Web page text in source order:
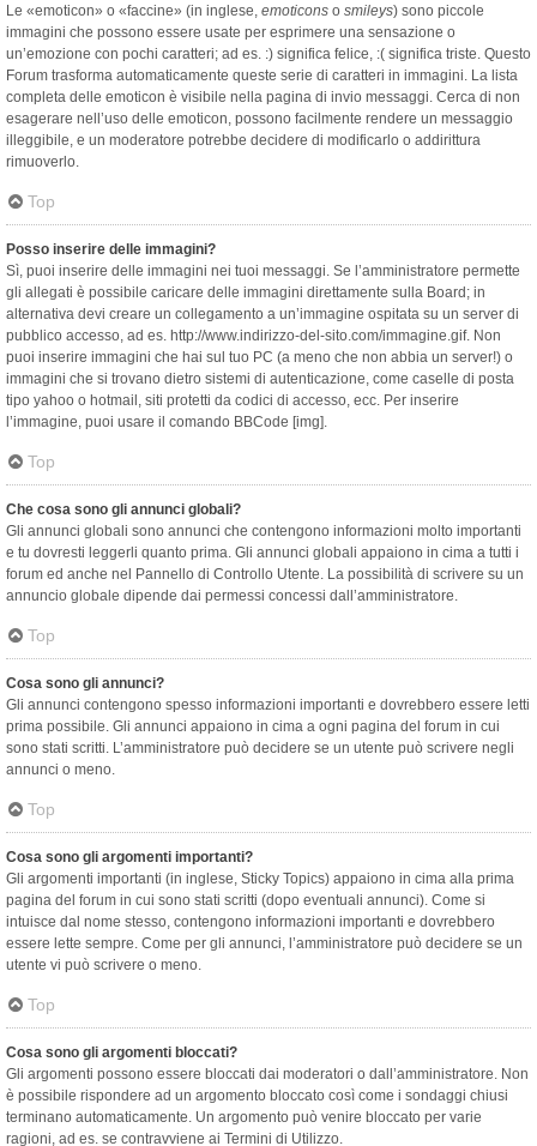
Le «emoticon» o «faccine» (in inglese, emoticons o smileys) sono piccole
immagini che possono essere usate per esprimere una sensazione o
un’emozione con pochi caratteri; ad es. :) significa felice, :( significa triste. Questo
Forum trasforma automaticamente queste serie di caratteri in immagini. La lista
completa delle emoticon è visibile nella pagina di invio messaggi. Cerca di non
esagerare nell’uso delle emoticon, possono facilmente rendere un messaggio
illeggibile, e un moderatore potrebbe decidere di modificarlo o addirittura
rimuoverlo.
Top
Posso inserire delle immagini?
Sì, puoi inserire delle immagini nei tuoi messaggi. Se l’amministratore permette
gli allegati è possibile caricare delle immagini direttamente sulla Board; in
alternativa devi creare un collegamento a un’immagine ospitata su un server di
pubblico accesso, ad es. http://www.indirizzo-del-sito.com/immagine.gif. Non
puoi inserire immagini che hai sul tuo PC (a meno che non abbia un server!) o
immagini che si trovano dietro sistemi di autenticazione, come caselle di posta
tipo yahoo o hotmail, siti protetti da codici di accesso, ecc. Per inserire
l’immagine, puoi usare il comando BBCode [img].
Top
Che cosa sono gli annunci globali?
Gli annunci globali sono annunci che contengono informazioni molto importanti
e tu dovresti leggerli quanto prima. Gli annunci globali appaiono in cima a tutti i
forum ed anche nel Pannello di Controllo Utente. La possibilità di scrivere su un
annuncio globale dipende dai permessi concessi dall’amministratore.
Top
Cosa sono gli annunci?
Gli annunci contengono spesso informazioni importanti e dovrebbero essere letti
prima possibile. Gli annunci appaiono in cima a ogni pagina del forum in cui
sono stati scritti. L’amministratore può decidere se un utente può scrivere negli
annunci o meno.
Top
Cosa sono gli argomenti importanti?
Gli argomenti importanti (in inglese, Sticky Topics) appaiono in cima alla prima
pagina del forum in cui sono stati scritti (dopo eventuali annunci). Come si
intuisce dal nome stesso, contengono informazioni importanti e dovrebbero
essere lette sempre. Come per gli annunci, l’amministratore può decidere se un
utente vi può scrivere o meno.
Top
Cosa sono gli argomenti bloccati?
Gli argomenti possono essere bloccati dai moderatori o dall’amministratore. Non
è possibile rispondere ad un argomento bloccato così come i sondaggi chiusi
terminano automaticamente. Un argomento può venire bloccato per varie
ragioni, ad es. se contravviene ai Termini di Utilizzo.